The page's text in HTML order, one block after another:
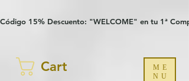
Código 15% Descuento: "WELCOME" en tu 1ª
Cart
ME
NU